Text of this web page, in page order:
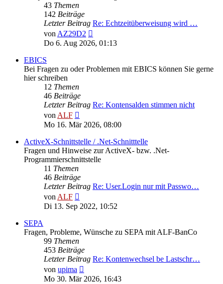
43 Themen
142 Beiträge
Letzter Beitrag Re: Echtzeitüberweisung wird …
vonAZ29D2
Beitrag
Do 6. Aug 2026, 01:13
EBICS
Bei Fragen zu oder Problemen mit EBICS können Sie gerne
hier schreiben
12 Themen
46 Beiträge
Letzter Beitrag Re: Kontensalden stimmen nicht
vonALF
Beitrag
Mo 16. Mär 2026, 08:00
ActiveX-Schnittstelle / .Net-Schnitttelle
Fragen und Hinweise zur ActiveX- bzw. .Net-
Programmierschnittstelle
11 Themen
46 Beiträge
Letzter Beitrag Re: User.Login nur mit Passwo…
vonALF
Beitrag
Di 13. Sep 2022, 10:52
SEPA
Fragen, Probleme, Wünsche zu SEPA mit ALF-BanCo
99 Themen
453 Beiträge
Letzter Beitrag Re: Kontenwechsel be Lastschr…
von upima
Beitrag
Mo 30. Mär 2026, 16:43